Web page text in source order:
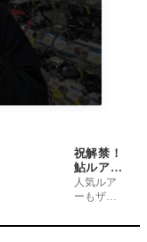
祝解禁！
鮎ルアー
お買い得
セール開
人気ルア
ーもザク
0%引き以